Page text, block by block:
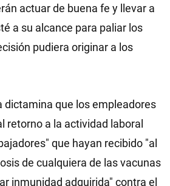
actuar de buena fe y llevar a
a su alcance para paliar los
pudiera originar a los
dictamina que los empleadores
retorno a la actividad laboral
que hayan recibido "al
de cualquiera de las vacunas
inmunidad adquirida" contra el